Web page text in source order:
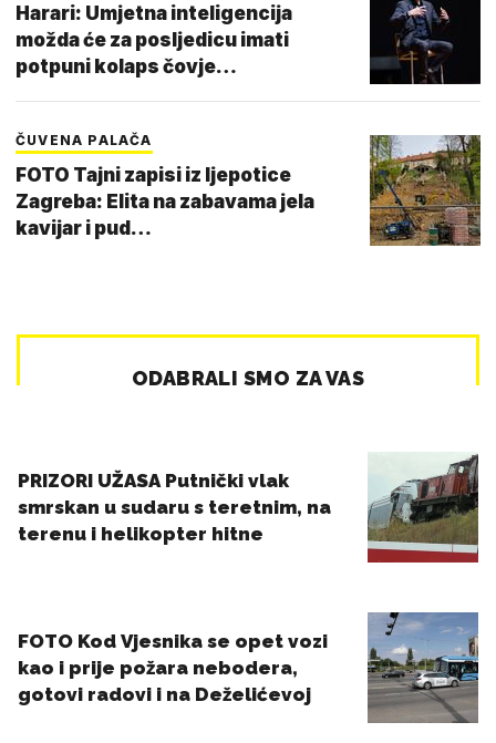
Harari: Umjetna inteligencija
možda će za posljedicu imati
potpuni kolaps čovje…
ČUVENA PALAČA
FOTO Tajni zapisi iz ljepotice
Zagreba: Elita na zabavama jela
kavijar i pud…